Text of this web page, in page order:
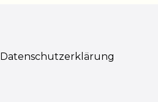
Daten­schutz­erklärung